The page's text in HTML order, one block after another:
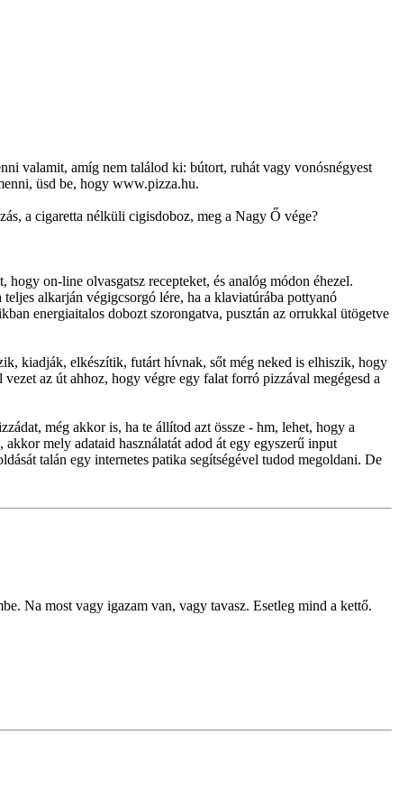
valamit, amíg nem találod ki: bútort, ruhát vagy vonósnégyest
üsd be, hogy www.pizza.hu.
a cigaretta nélküli cigisdoboz, meg a Nagy Ő vége?
on-line olvasgatsz recepteket, és analóg módon éhezel.
alkarján végigcsorgó lére, ha a klaviatúrába pottyanó
energiaitalos dobozt szorongatva, pusztán az orrukkal ütögetve
kiadják, elkészítik, futárt hívnak, sőt még neked is elhiszik, hogy
az út ahhoz, hogy végre egy falat forró pizzával megégesd a
még akkor is, ha te állítod azt össze - hm, lehet, hogy a
mely adataid használatát adod át egy egyszerű input
talán egy internetes patika segítségével tudod megoldani. De
Na most vagy igazam van, vagy tavasz. Esetleg mind a kettő.